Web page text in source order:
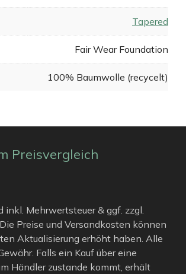
Tapered
Fair Wear Foundation
100% Baumwolle (recycelt)
Preisvergleich
inkl. Mehrwertsteuer & ggf. zzgl.
Preise und Versandkosten können
Aktualisierung erhöht haben. Alle
Falls ein Kauf über eine
Händler zustande kommt, erhält